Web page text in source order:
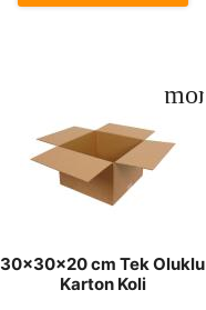
30x30x20 cm Tek Oluklu
Karton Koli